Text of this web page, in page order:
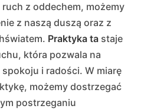
ruch z oddechem, możemy
z naszą duszą oraz z
Praktyka ta staje
która pozwala na
i radości. W miarę
możemy dostrzegać
postrzeganiu